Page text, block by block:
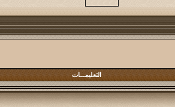
التعليمـــات